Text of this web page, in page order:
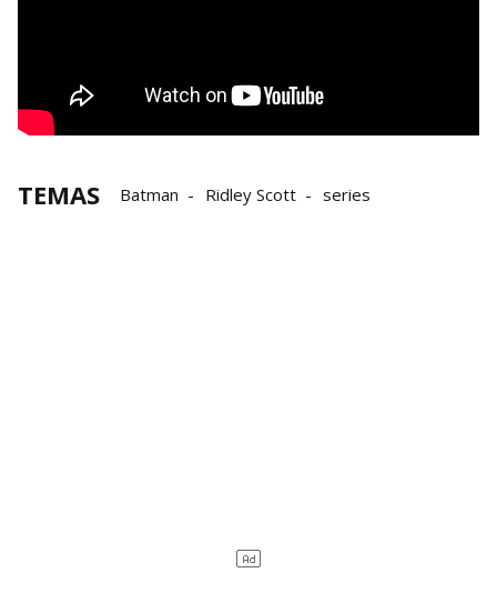
TEMAS Batman Ridley Scott series